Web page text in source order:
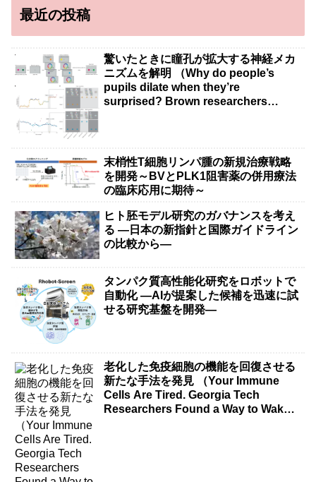
最近の投稿
驚いたときに瞳孔が拡大する神経メカ
ニズムを解明 （Why do people’s
pupils dilate when they’re
surprised? Brown researchers
末梢性T細胞リンパ腫の新規治療戦略
を開発～BVとPLK1阻害薬の併用療法
の臨床応用に期待～
ヒト胚モデル研究のガバナンスを考え
る ―日本の新指針と国際ガイドライン
の比較から―
タンパク質高性能化研究をロボットで
自動化 ―AIが提案した候補を迅速に試
せる研究基盤を開発―
老化した免疫細胞の機能を回復させる
新たな手法を発見 （Your Immune
Cells Are Tired. Georgia Tech
Researchers Found a Way to Wake